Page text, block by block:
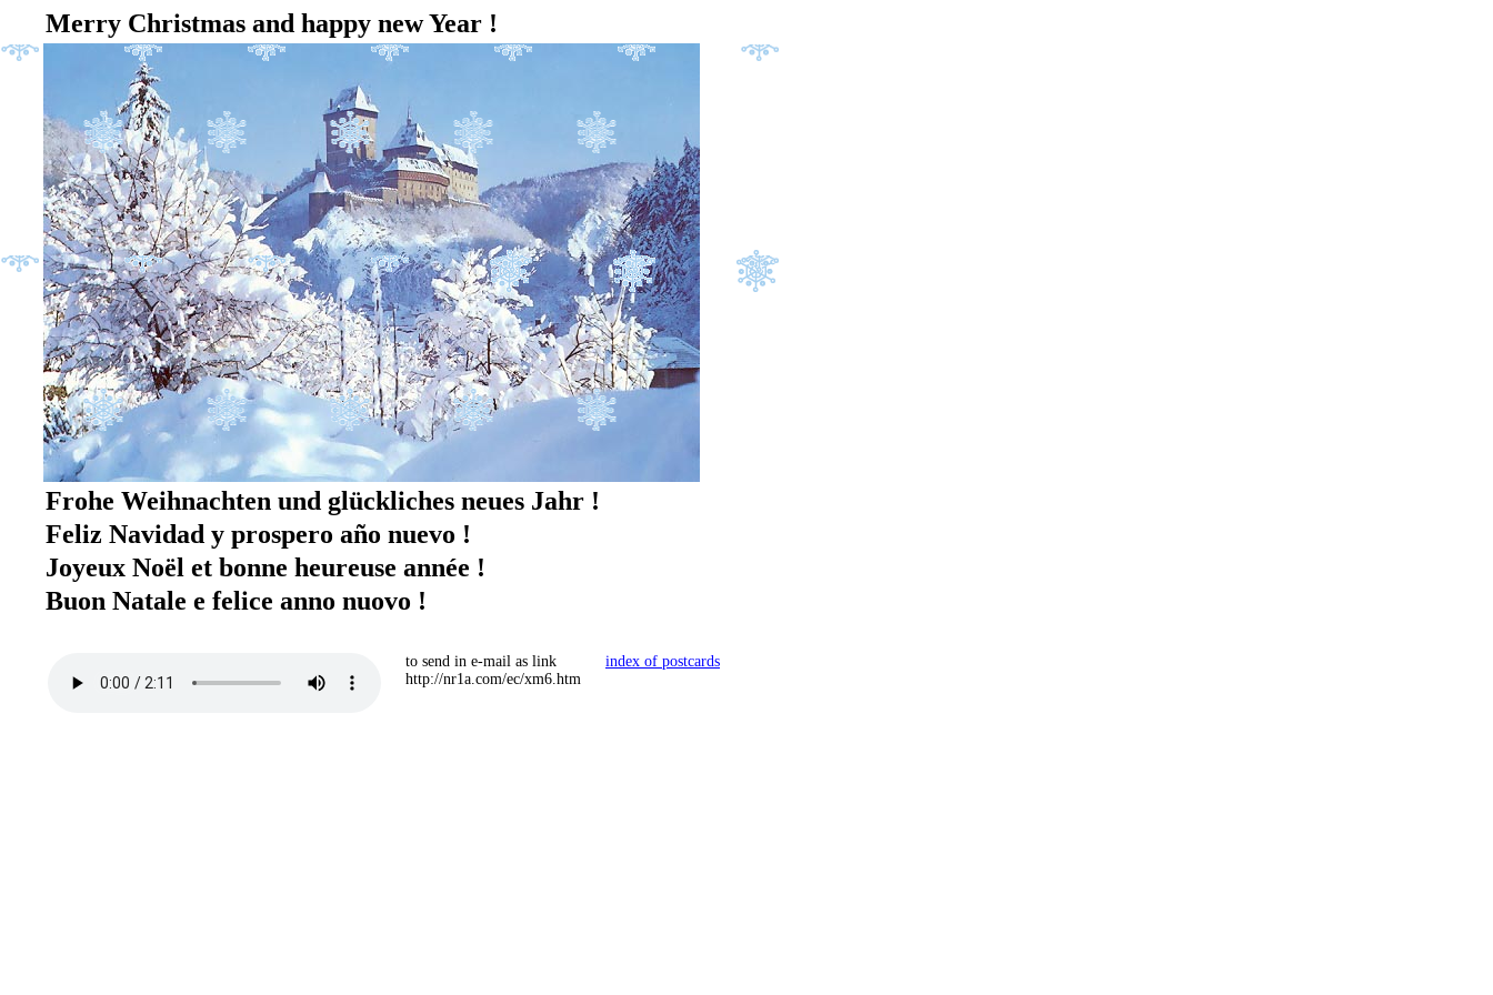
Merry Christmas and happy new Year !
Frohe Weihnachten und glückliches neues Jahr !
Feliz Navidad y prospero año nuevo !
Joyeux Noël et bonne heureuse année !
Buon Natale e felice anno nuovo !
to send in e-mail as link
http://nr1a.com/ec/xm6.htm
index of postcards